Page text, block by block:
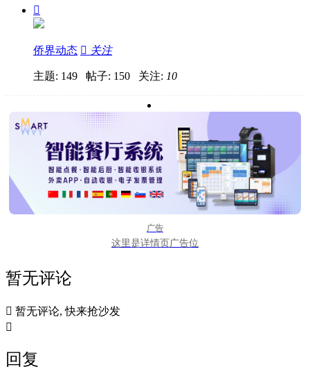

侨界动态  关注
主题: 149 帖子: 150 关注: 10
广告
这里是详情页广告位
暂无评论
 暂无评论, 快来抢沙发

回复